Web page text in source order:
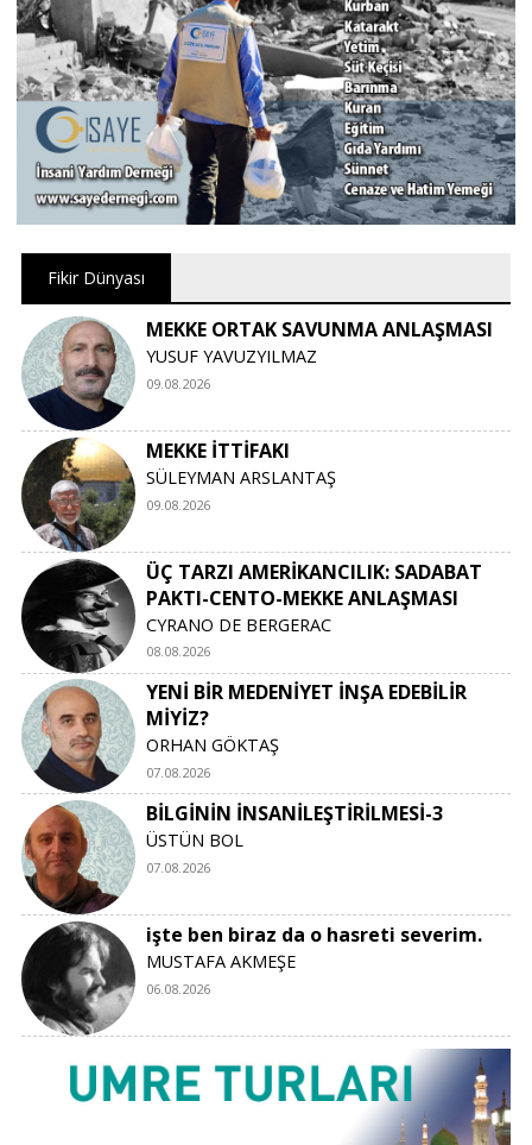
Fikir Dünyası
MEKKE ORTAK SAVUNMA ANLAŞMASI
YUSUF YAVUZYILMAZ
09.08.2026
MEKKE İTTİFAKI
SÜLEYMAN ARSLANTAŞ
09.08.2026
ÜÇ TARZI AMERİKANCILIK: SADABAT
PAKTI-CENTO-MEKKE ANLAŞMASI
CYRANO DE BERGERAC
08.08.2026
YENİ BİR MEDENİYET İNŞA EDEBİLİR
MİYİZ?
ORHAN GÖKTAŞ
07.08.2026
BİLGİNİN İNSANİLEŞTİRİLMESİ-3
ÜSTÜN BOL
07.08.2026
işte ben biraz da o hasreti severim.
MUSTAFA AKMEŞE
06.08.2026